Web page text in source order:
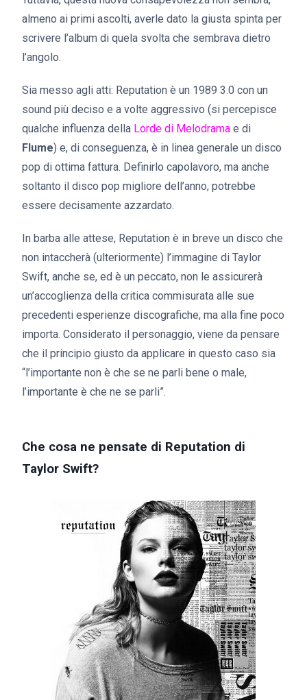
almeno ai primi ascolti, averle dato la giusta spinta per
scrivere l’album di quela svolta che sembrava dietro
l’angolo.
Sia messo agli atti: Reputation è un 1989 3.0 con un
sound più deciso e a volte aggressivo (si percepisce
qualche influenza della Lorde di Melodrama e di
Flume) e, di conseguenza, è in linea generale un disco
pop di ottima fattura. Definirlo capolavoro, ma anche
soltanto il disco pop migliore dell’anno, potrebbe
essere decisamente azzardato.
In barba alle attese, Reputation è in breve un disco che
non intaccherà (ulteriormente) l’immagine di Taylor
Swift, anche se, ed è un peccato, non le assicurerà
un’accoglienza della critica commisurata alle sue
precedenti esperienze discografiche, ma alla fine poco
importa. Considerato il personaggio, viene da pensare
che il principio giusto da applicare in questo caso sia
“l’importante non è che se ne parli bene o male,
l’importante è che ne se parli”.
Che cosa ne pensate di Reputation di
Taylor Swift?